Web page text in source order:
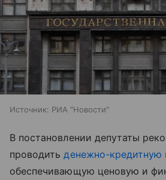
Источник: РИА "Новости"
В постановлении депутаты
проводитьденежно-кредитную
обеспечивающую ценовую и